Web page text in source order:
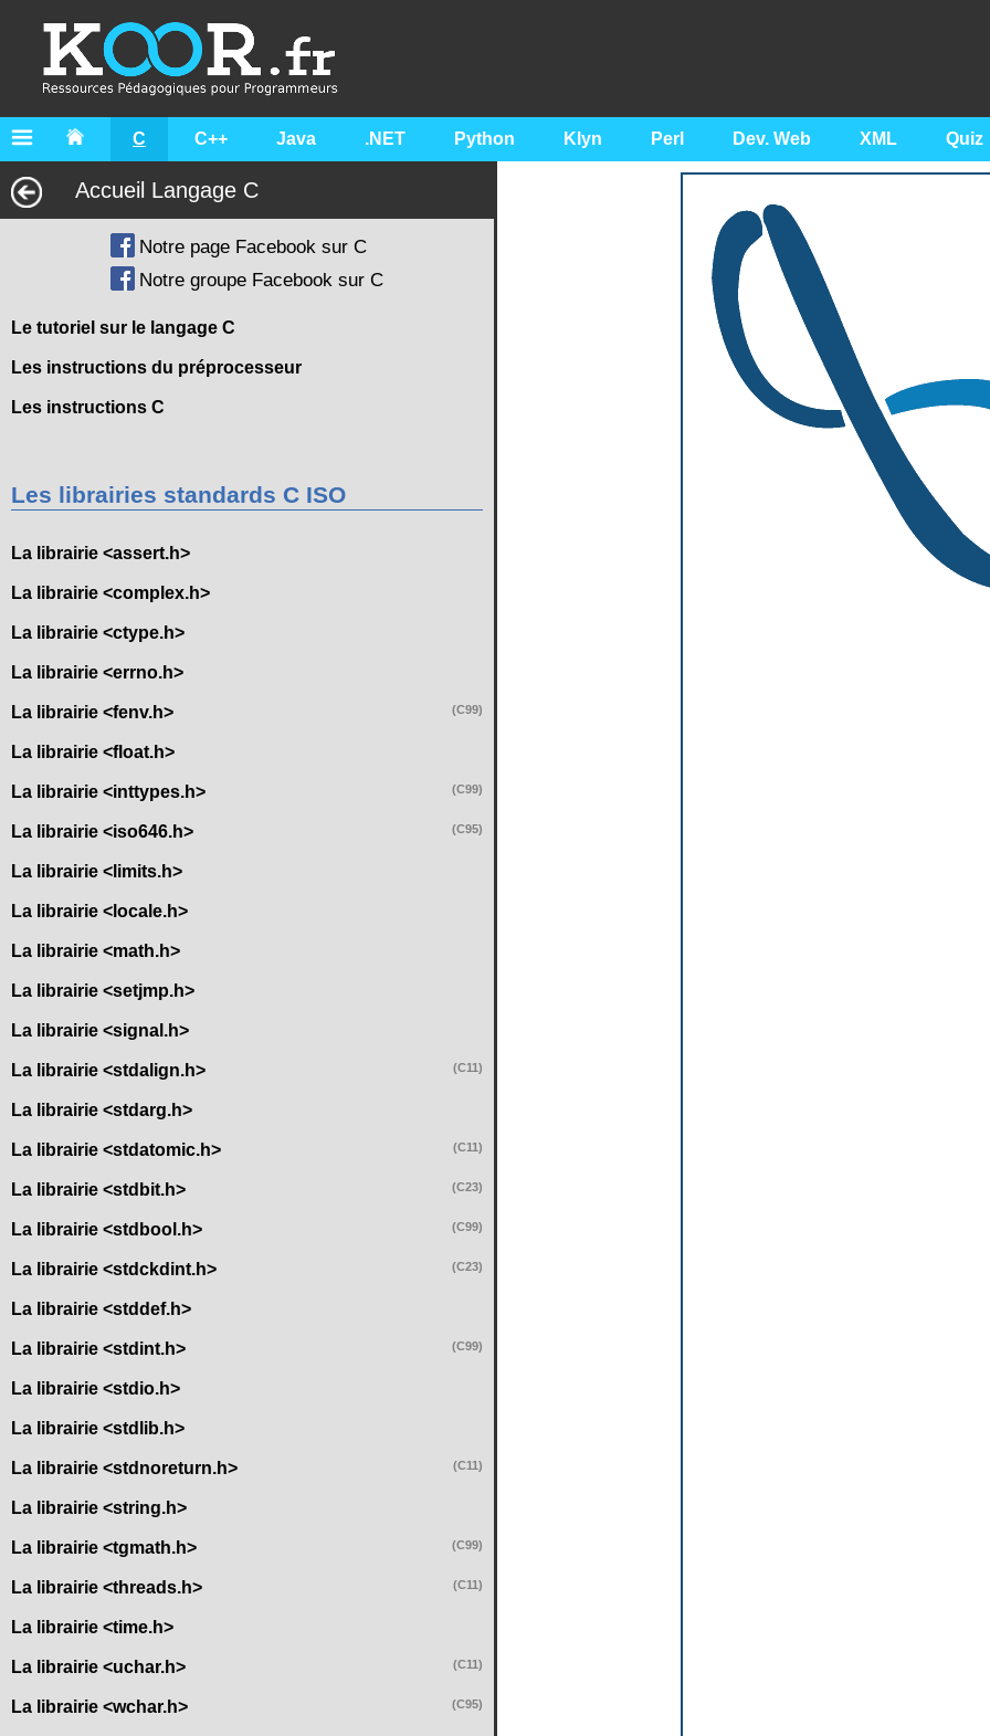
C C++ Java .NET Python Klyn Perl Dev. Web XML Quiz
Accueil Langage C
Notre page Facebook sur C
Notre groupe Facebook sur C
Le tutoriel sur le langage C
Les instructions du préprocesseur
Les instructions C
Les librairies standards C ISO
La librairie <assert.h>
La librairie <complex.h>
La librairie <ctype.h>
La librairie <errno.h>
La librairie <fenv.h> (C99)
La librairie <float.h>
La librairie <inttypes.h> (C99)
La librairie <iso646.h> (C95)
La librairie <limits.h>
La librairie <locale.h>
La librairie <math.h>
La librairie <setjmp.h>
La librairie <signal.h>
La librairie <stdalign.h> (C11)
La librairie <stdarg.h>
La librairie <stdatomic.h> (C11)
La librairie <stdbit.h> (C23)
La librairie <stdbool.h> (C99)
La librairie <stdckdint.h> (C23)
La librairie <stddef.h>
La librairie <stdint.h> (C99)
La librairie <stdio.h>
La librairie <stdlib.h>
La librairie <stdnoreturn.h> (C11)
La librairie <string.h>
La librairie <tgmath.h> (C99)
La librairie <threads.h> (C11)
La librairie <time.h>
La librairie <uchar.h> (C11)
La librairie <wchar.h> (C95)